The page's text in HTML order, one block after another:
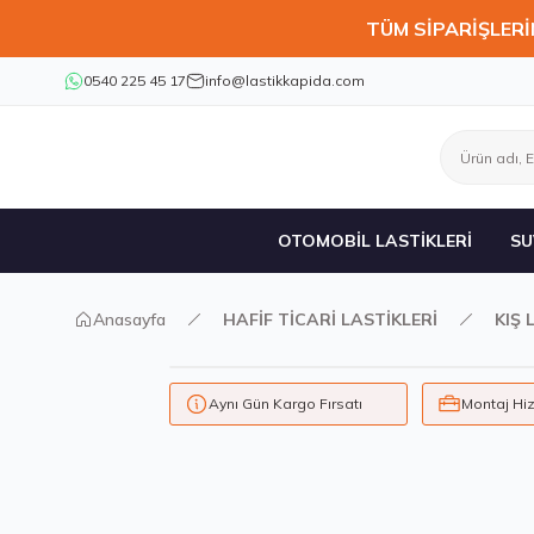
TÜM
0540 225 45 17 info@lastikkapida.com
OTOMOBİL LASTİKLERİ
Anasayfa HAFİF TİCARİ LASTİKLERİ KIŞ
Aynı Gün Kargo Fırsatı Montaj